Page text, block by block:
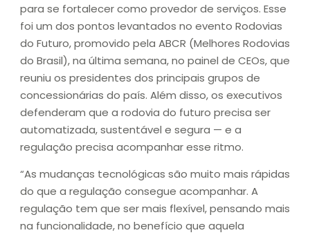
para se fortalecer como provedor de serviços. Esse
foi um dos pontos levantados no evento Rodovias
do Futuro, promovido pela ABCR (Melhores Rodovias
do Brasil), na última semana, no painel de CEOs, que
reuniu os presidentes dos principais grupos de
concessionárias do país. Além disso, os executivos
defenderam que a rodovia do futuro precisa ser
automatizada, sustentável e segura — e a
regulação precisa acompanhar esse ritmo.
“As mudanças tecnológicas são muito mais rápidas
do que a regulação consegue acompanhar. A
regulação tem que ser mais flexível, pensando mais
na funcionalidade, no benefício que aquela